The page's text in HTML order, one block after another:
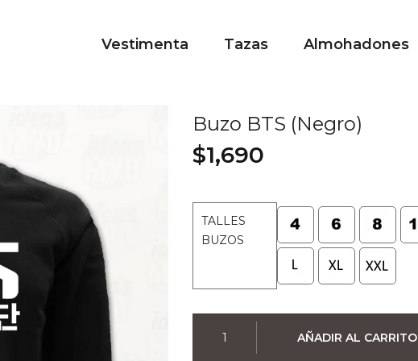
Vestimenta Tazas Almohadones
Buzo BTS (Negro)
$1,690
TALLES
BUZOS
AÑADIR AL CARRITO